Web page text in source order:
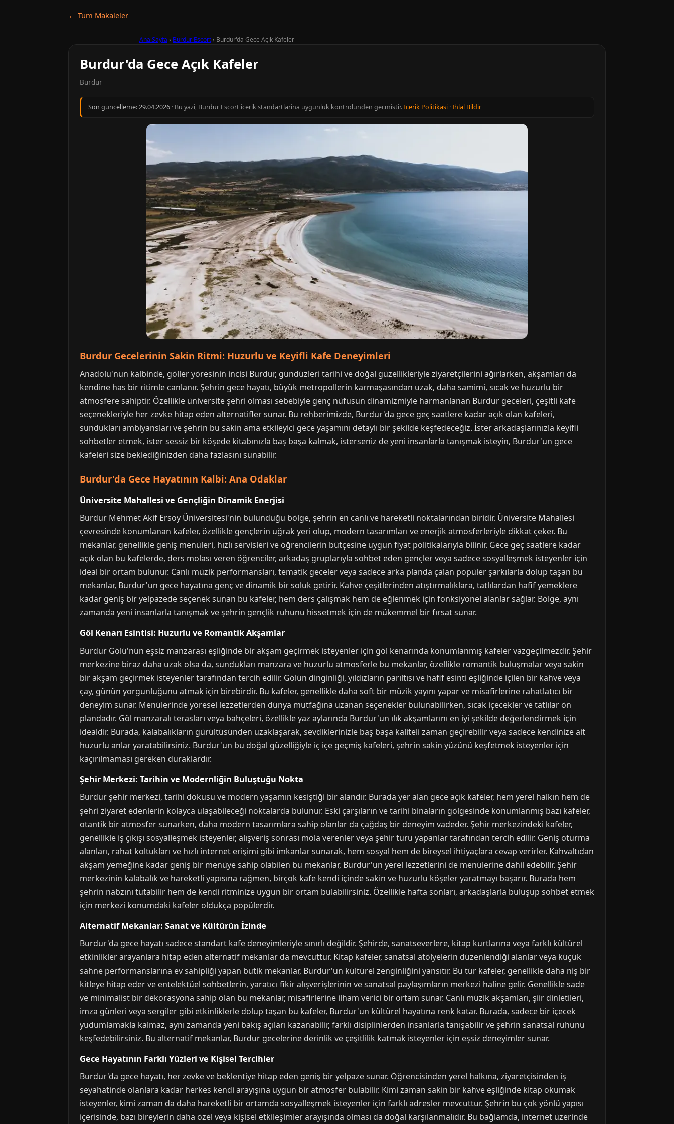
← Tum Makaleler
Ana Sayfa › Burdur Escort› Burdur'da Gece Açık Kafeler
Burdur'da Gece Açık Kafeler
Burdur
Son guncelleme:29.04.2026 · Bu yazi, Burdur Escort icerik standartlarina uygunluk kontrolunden gecmistir.Icerik Politikasi ·Ihlal Bildir
Burdur Gecelerinin Sakin Ritmi: Huzurlu ve Keyifli Kafe Deneyimleri
Anadolu'nun kalbinde, göller yöresinin incisi Burdur, gündüzleri tarihi ve doğal güzellikleriyle ziyaretçilerini ağırlarken, akşamları da
kendine has bir ritimle canlanır. Şehrin gece hayatı, büyük metropollerin karmaşasından uzak, daha samimi, sıcak ve huzurlu bir
atmosfere sahiptir. Özellikle üniversite şehri olması sebebiyle genç nüfusun dinamizmiyle harmanlanan Burdur geceleri, çeşitli kafe
seçenekleriyle her zevke hitap eden alternatifler sunar. Bu rehberimizde, Burdur'da gece geç saatlere kadar açık olan kafeleri,
sundukları ambiyansları ve şehrin bu sakin ama etkileyici gece yaşamını detaylı bir şekilde keşfedeceğiz. İster arkadaşlarınızla keyifli
sohbetler etmek, ister sessiz bir köşede kitabınızla baş başa kalmak, isterseniz de yeni insanlarla tanışmak isteyin, Burdur'un gece
kafeleri size beklediğinizden daha fazlasını sunabilir.
Burdur'da Gece Hayatının Kalbi: Ana Odaklar
Üniversite Mahallesi ve Gençliğin Dinamik Enerjisi
Burdur Mehmet Akif Ersoy Üniversitesi'nin bulunduğu bölge, şehrin en canlı ve hareketli noktalarından biridir. Üniversite Mahallesi
çevresinde konumlanan kafeler, özellikle gençlerin uğrak yeri olup, modern tasarımları ve enerjik atmosferleriyle dikkat çeker. Bu
mekanlar, genellikle geniş menüleri, hızlı servisleri ve öğrencilerin bütçesine uygun fiyat politikalarıyla bilinir. Gece geç saatlere kadar
açık olan bu kafelerde, ders molası veren öğrenciler, arkadaş gruplarıyla sohbet eden gençler veya sadece sosyalleşmek isteyenler için
ideal bir ortam bulunur. Canlı müzik performansları, tematik geceler veya sadece arka planda çalan popüler şarkılarla dolup taşan bu
mekanlar, Burdur'un gece hayatına genç ve dinamik bir soluk getirir. Kahve çeşitlerinden atıştırmalıklara, tatlılardan hafif yemeklere
kadar geniş bir yelpazede seçenek sunan bu kafeler, hem ders çalışmak hem de eğlenmek için fonksiyonel alanlar sağlar. Bölge, aynı
zamanda yeni insanlarla tanışmak ve şehrin gençlik ruhunu hissetmek için de mükemmel bir fırsat sunar.
Göl Kenarı Esintisi: Huzurlu ve Romantik Akşamlar
Burdur Gölü'nün eşsiz manzarası eşliğinde bir akşam geçirmek isteyenler için göl kenarında konumlanmış kafeler vazgeçilmezdir. Şehir
merkezine biraz daha uzak olsa da, sundukları manzara ve huzurlu atmosferle bu mekanlar, özellikle romantik buluşmalar veya sakin
bir akşam geçirmek isteyenler tarafından tercih edilir. Gölün dinginliği, yıldızların parıltısı ve hafif esinti eşliğinde içilen bir kahve veya
çay, günün yorgunluğunu atmak için birebirdir. Bu kafeler, genellikle daha soft bir müzik yayını yapar ve misafirlerine rahatlatıcı bir
deneyim sunar. Menülerinde yöresel lezzetlerden dünya mutfağına uzanan seçenekler bulunabilirken, sıcak içecekler ve tatlılar ön
plandadır. Göl manzaralı terasları veya bahçeleri, özellikle yaz aylarında Burdur'un ılık akşamlarını en iyi şekilde değerlendirmek için
idealdir. Burada, kalabalıkların gürültüsünden uzaklaşarak, sevdiklerinizle baş başa kaliteli zaman geçirebilir veya sadece kendinize ait
huzurlu anlar yaratabilirsiniz. Burdur'un bu doğal güzelliğiyle iç içe geçmiş kafeleri, şehrin sakin yüzünü keşfetmek isteyenler için
kaçırılmaması gereken duraklardır.
Şehir Merkezi: Tarihin ve Modernliğin Buluştuğu Nokta
Burdur şehir merkezi, tarihi dokusu ve modern yaşamın kesiştiği bir alandır. Burada yer alan gece açık kafeler, hem yerel halkın hem de
şehri ziyaret edenlerin kolayca ulaşabileceği noktalarda bulunur. Eski çarşıların ve tarihi binaların gölgesinde konumlanmış bazı kafeler,
otantik bir atmosfer sunarken, daha modern tasarımlara sahip olanlar da çağdaş bir deneyim vadeder. Şehir merkezindeki kafeler,
genellikle iş çıkışı sosyalleşmek isteyenler, alışveriş sonrası mola verenler veya şehir turu yapanlar tarafından tercih edilir. Geniş oturma
alanları, rahat koltukları ve hızlı internet erişimi gibi imkanlar sunarak, hem sosyal hem de bireysel ihtiyaçlara cevap verirler. Kahvaltıdan
akşam yemeğine kadar geniş bir menüye sahip olabilen bu mekanlar, Burdur'un yerel lezzetlerini de menülerine dahil edebilir. Şehir
merkezinin kalabalık ve hareketli yapısına rağmen, birçok kafe kendi içinde sakin ve huzurlu köşeler yaratmayı başarır. Burada hem
şehrin nabzını tutabilir hem de kendi ritminize uygun bir ortam bulabilirsiniz. Özellikle hafta sonları, arkadaşlarla buluşup sohbet etmek
için merkezi konumdaki kafeler oldukça popülerdir.
Alternatif Mekanlar: Sanat ve Kültürün İzinde
Burdur'da gece hayatı sadece standart kafe deneyimleriyle sınırlı değildir. Şehirde, sanatseverlere, kitap kurtlarına veya farklı kültürel
etkinlikler arayanlara hitap eden alternatif mekanlar da mevcuttur. Kitap kafeler, sanatsal atölyelerin düzenlendiği alanlar veya küçük
sahne performanslarına ev sahipliği yapan butik mekanlar, Burdur'un kültürel zenginliğini yansıtır. Bu tür kafeler, genellikle daha niş bir
kitleye hitap eder ve entelektüel sohbetlerin, yaratıcı fikir alışverişlerinin ve sanatsal paylaşımların merkezi haline gelir. Genellikle sade
ve minimalist bir dekorasyona sahip olan bu mekanlar, misafirlerine ilham verici bir ortam sunar. Canlı müzik akşamları, şiir dinletileri,
imza günleri veya sergiler gibi etkinliklerle dolup taşan bu kafeler, Burdur'un kültürel hayatına renk katar. Burada, sadece bir içecek
yudumlamakla kalmaz, aynı zamanda yeni bakış açıları kazanabilir, farklı disiplinlerden insanlarla tanışabilir ve şehrin sanatsal ruhunu
keşfedebilirsiniz. Bu alternatif mekanlar, Burdur gecelerine derinlik ve çeşitlilik katmak isteyenler için eşsiz deneyimler sunar.
Gece Hayatının Farklı Yüzleri ve Kişisel Tercihler
Burdur'da gece hayatı, her zevke ve beklentiye hitap eden geniş bir yelpaze sunar. Öğrencisinden yerel halkına, ziyaretçisinden iş
seyahatinde olanlara kadar herkes kendi arayışına uygun bir atmosfer bulabilir. Kimi zaman sakin bir kahve eşliğinde kitap okumak
isteyenler, kimi zaman da daha hareketli bir ortamda sosyalleşmek isteyenler için farklı adresler mevcuttur. Şehrin bu çok yönlü yapısı
içerisinde, bazı bireylerin daha özel veya kişisel etkileşimler arayışında olması da doğal karşılanmalıdır. Bu bağlamda, internet üzerinde